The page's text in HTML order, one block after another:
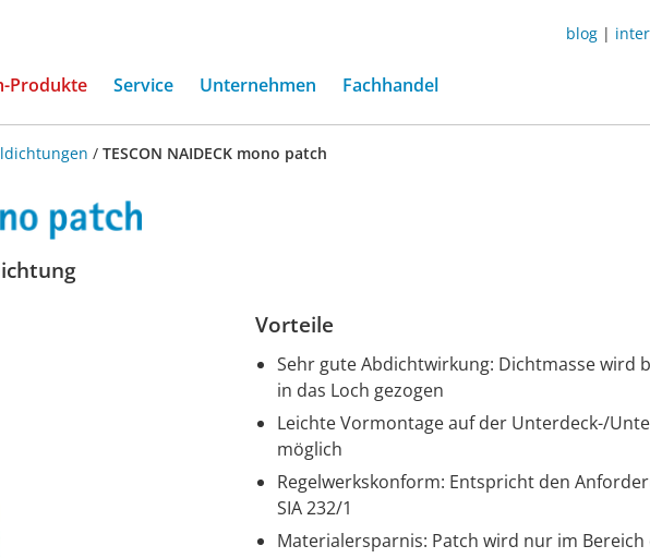
blog |
Produkte(current)
Service Unternehmen Fachhandel
/ TESCON NAIDECK mono patch
Vorteile
Sehr gute Abdichtwirkung: Dichtmasse wird
in das Loch gezogen
Leichte Vormontage auf der Unterdeck-/
möglich
Regelwerkskonform: Entspricht den
SIA 232/1
Materialersparnis: Patch wird nur im